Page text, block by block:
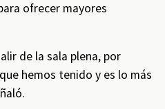
ofrecer mayores
de la sala plena, por
hemos tenido y es lo más